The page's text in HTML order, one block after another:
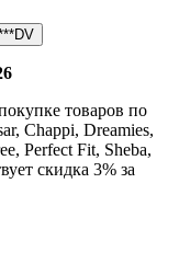
товаров по
Chappi, Dreamies,
Perfect Fit, Sheba,
скидка 3% за